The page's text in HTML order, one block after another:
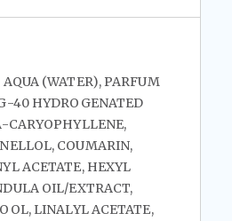
(WATER), PARFUM
40 HYDROGENATED
CARYOPHYLLENE,
COUMARIN,
ACETATE, HEXYL
OIL/EXTRACT,
LINALYL ACETATE,